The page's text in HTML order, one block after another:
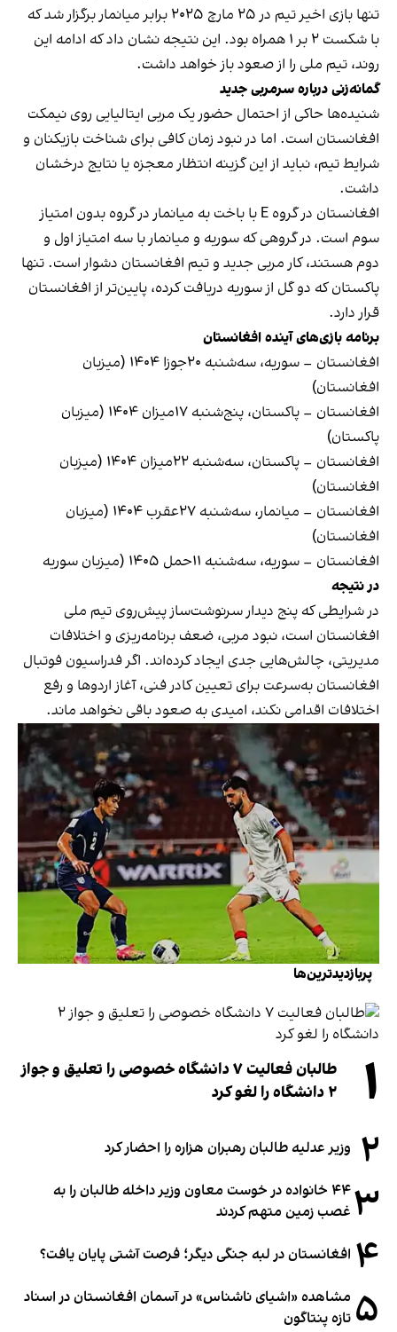
تنها بازی اخیر تیم در ۲۵ مارچ ۲۰۲۵ برابر میانمار برگزار شد که
با شکست ۲ بر ۱ همراه بود. این نتیجه نشان داد که ادامه این
روند، تیم ملی را از صعود باز خواهد داشت.
گمانه‌زنی درباره سرمربی جدید
شنیده‌ها حاکی از احتمال حضور یک مربی ایتالیایی روی نیمکت
افغانستان است. اما در نبود زمان کافی برای شناخت بازیکنان و
شرایط تیم، نباید از این گزینه انتظار معجزه یا نتایج درخشان
داشت.
افغانستان در گروه E با باخت به میانمار در گروه بدون امتیاز
سوم است. در گروهی که سوریه و میانمار با سه امتیاز اول و
دوم هستند، کار مربی جدید و تیم افغانستان دشوار است. تنها
پاکستان که دو گل از سوریه دریافت کرده، پایین‌تر از افغانستان
قرار دارد.
برنامه بازی‌های آینده افغانستان
افغانستان – سوریه، سه‌شنبه ۲۰جوزا ۱۴۰۴ (میزبان
افغانستان)
افغانستان – پاکستان، پنج‌شنبه ۱۷میزان ۱۴۰۴ (میزبان
پاکستان)
افغانستان – پاکستان، سه‌شنبه ۲۲میزان ۱۴۰۴ (میزبان
افغانستان)
افغانستان – میانمار، سه‌شنبه ۲۷عقرب ۱۴۰۴ (میزبان
افغانستان)
افغانستان – سوریه، سه‌شنبه ۱۱حمل ۱۴۰۵ (میزبان سوریه
در نتیجه
در شرایطی که پنج دیدار سرنوشت‌ساز پیش‌روی تیم ملی
افغانستان است، نبود مربی، ضعف برنامه‌ریزی و اختلافات
مدیریتی، چالش‌هایی جدی ایجاد کرده‌اند. اگر فدراسیون فوتبال
افغانستان به‌سرعت برای تعیین کادر فنی، آغاز اردوها و رفع
اختلافات اقدامی نکند، امیدی به صعود باقی نخواهد ماند.
پربازدیدترین‌ها
۱
طالبان فعالیت ۷ دانشگاه خصوصی را تعلیق و جواز
۲ دانشگاه را لغو کرد
۲ وزیر عدلیه طالبان رهبران هزاره را احضار کرد
۳
۴۴ خانواده در خوست معاون وزیر داخله طالبان را به
غصب زمین متهم کردند
۴ افغانستان در لبه جنگی دیگر؛ فرصت آشتی پایان یافت؟
۵ مشاهده «اشیای ناشناس» در آسمان افغانستان در اسناد
تازه پنتاگون